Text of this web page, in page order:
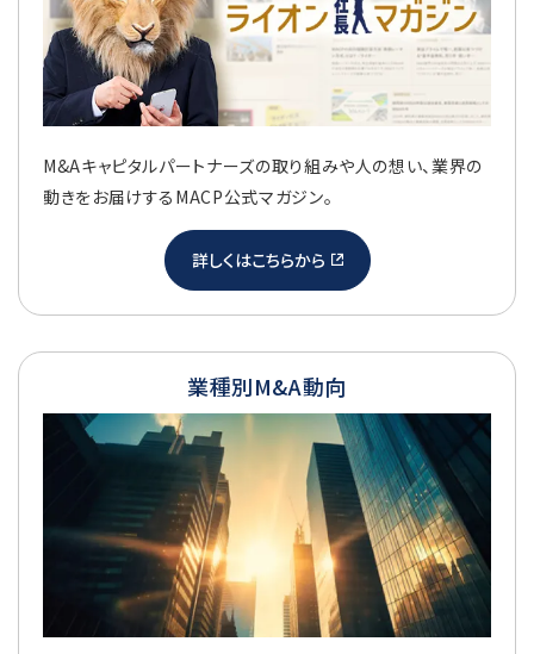
M&Aキャピタルパートナーズの取り組みや人の想い、業界の
動きをお届けするMACP公式マガジン。
詳しくはこちらから
業種別M&A動向